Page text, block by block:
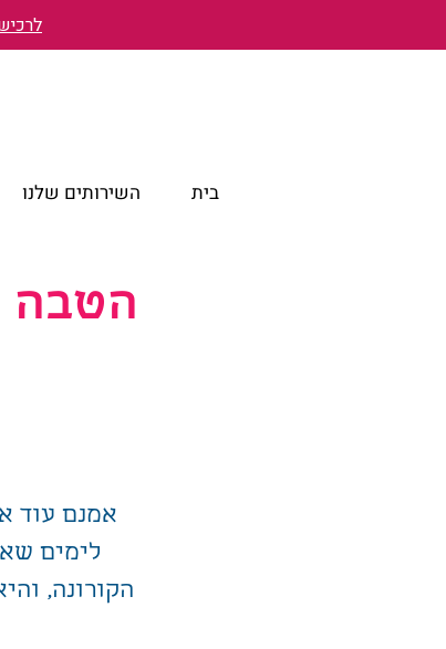
בית השירותים שלנו
הטבה
אמנם עוד
לימים
הקורונה,